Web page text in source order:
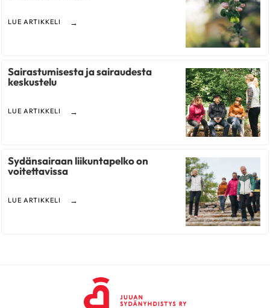
LUE ARTIKKELI
Sairastumisesta ja sairaudesta
keskustelu
LUE ARTIKKELI
Sydänsairaan liikuntapelko on
voitettavissa
LUE ARTIKKELI